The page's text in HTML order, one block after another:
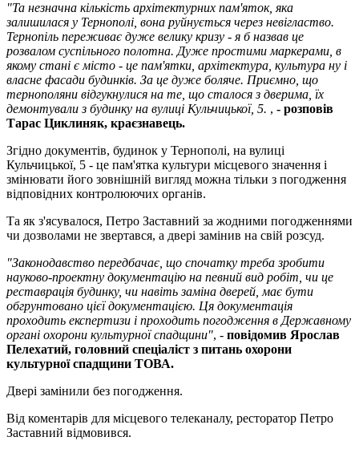
"Та незначна кількість архітектурних пам'яток, яка
залишилася у Тернополі, вона руйнується через невігластво.
Тернопіль переживає дуже велику кризу - я б назвав це
розвалом суспільного полотна. Дуже простими маркерами, в
якому стані є місто - це пам'ятки, архітектура, культура ну і
власне фасади будинків. За це дуже боляче. Приємно, що
тернополяни відгукнулися на те, що сталося з дверима, їх
демонтували з будинку на вулиці Кульчицької, 5. , - розповів
Тарас Циклиняк, краєзнавець.
Згідно документів, будинок у Тернополі, на вулиці
Кульчицької, 5 - це пам'ятка культури місцевого значення і
змінювати його зовнішній вигляд можна тільки з погодження
відповідних контролюючих органів.
Та як з'ясувалося, Петро Заставний за жодними погодженнями
чи дозволами не звертався, а двері замінив на свій розсуд.
"Законодавство передбачає, що спочатку треба зробити
науково-проектну документацію на певний вид робіт, чи це
реставрація будинку, чи навіть заміна дверей, має бути
обгрунтовано цієї документацією. Ця документація
проходить експертизи і проходить погодження в Державному
органі охорони культурної спадщини", - повідомив Ярослав
Пелехатий, головний спеціаліст з питань охорони
культурної спадщини ТОВА.
Двері замінили без погодження.
Від коментарів для місцевого телеканалу, ресторатор Петро
Заставний відмовився.